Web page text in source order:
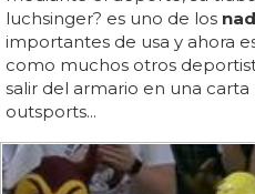
luchsinger? es uno de los
importantes de usa y ahora
como muchos otros
salir del armario en una
outsports...